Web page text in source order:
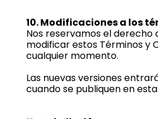
10. Modificaciones a los
Nos reservamos el derecho
modificar estos Términos y
cualquier momento.
Las nuevas versiones
cuando se publiquen en